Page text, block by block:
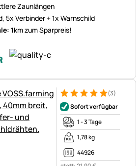
Zaunlängen
5x Verbinder + 1x Warnschild
1km zum Sparpreis!
Bewertung: 5 von 5 (3
3 Bewertungen
(3)
Sofort verfügbar
1 - 3 Tage
1,78 kg
44926